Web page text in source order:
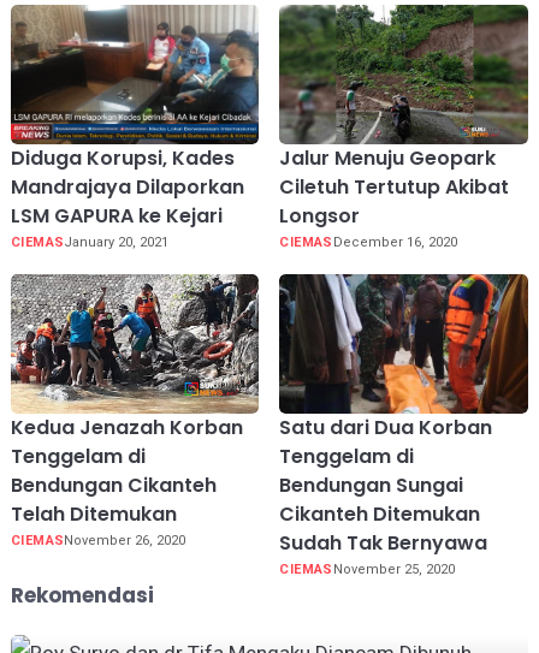
Diduga Korupsi, Kades
Mandrajaya Dilaporkan
LSM GAPURA ke Kejari
CIEMASJanuary 20, 2021
Jalur Menuju Geopark
Ciletuh Tertutup Akibat
Longsor
CIEMAS December 16, 2020
Kedua Jenazah Korban
Tenggelam di
Bendungan Cikanteh
Telah Ditemukan
CIEMASNovember 26, 2020
Satu dari Dua Korban
Tenggelam di
Bendungan Sungai
Cikanteh Ditemukan
Sudah Tak Bernyawa
CIEMAS November 25, 2020
Rekomendasi